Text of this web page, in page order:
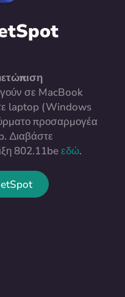
σε MacBook
laptop (Windows
προσαρμογέα
Διαβάστε
802.11beεδώ.